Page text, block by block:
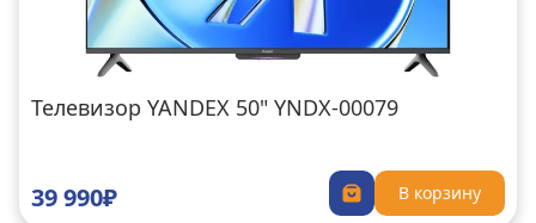
Телевизор YANDEX 50" YNDX-00079
39 990₽ В корзину